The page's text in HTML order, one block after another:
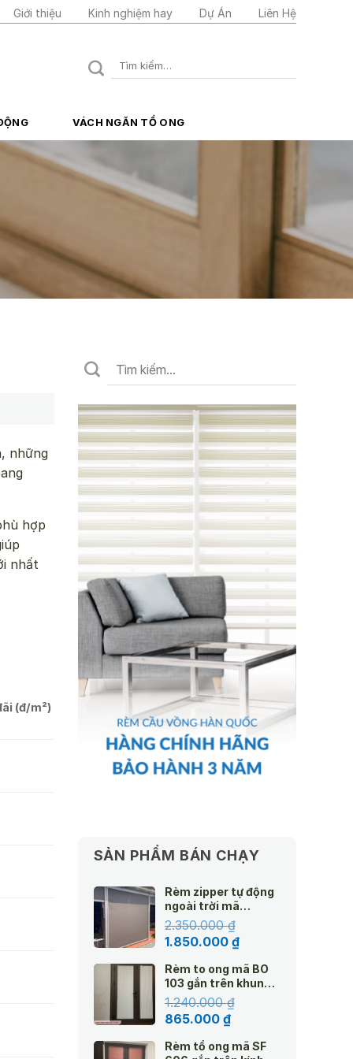
Giới thiệu Kinh nghiệm hay Dự Án Liên Hệ
Tìm
VÁCH NGĂN TỔ ONG
những
hợp
nhất
(đ/m²)
SẢN PHẨM BÁN CHẠY
Rèm zipper tự động
ngoài trời mã
Amazon
2.350.000₫
Giá
là:
2.350.000 ₫.
1.850.000 ₫Giá
tại
là:
Rèm to ong mã BO
103 gắn trên khung
kính hệ 25 màu kem
1.240.000₫
Giá
là:
865.000 ₫Giá
tại
Rèm tổ ong mã SF